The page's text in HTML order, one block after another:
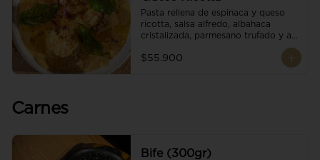
Pasta rellena de espinaca y queso
ricotta, salsa alfredo, albahaca
cristalizada, parmesano trufado y ajo
$55.900
Carnes
Bife (300gr)